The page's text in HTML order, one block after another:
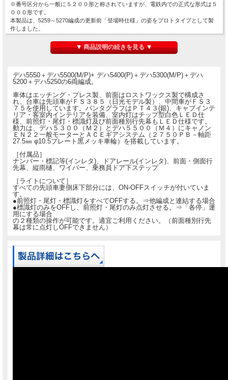
※番号区分から一般に５２００形と称されていますが、電鉄内での正式な形式は５
０００形です。
本製品は、5259～5270編成の更新前「登場時仕様」の姿をプロトタイプとして製
作しました。
▼ 商品説明の続きを見る ▼
デハ5550＋デハ5500(M/P)+ デハ5400(P)＋デハ5300(M/P)＋デハ
5200＋デハ5250の6両編成。
車体はエッチング・プレス製、前面はロストワックス製で構成さ
れ、台車は先頭車がＦＳ３８５（日光モデル製）、中間車がＦＳ３
７５を使用しています。パンタグラフはＰＴ４３(銀)、キャブインテ
リア・客室内インテリアを装備、室内灯はチップ型白色ＬＥＤ仕
様、前照灯・尾灯・標識灯及び前面種別行先幕もＬＥＤ仕様です。
動力は、デハ５３００（Ｍ２）とデハ５５００（Ｍ４）にキャノン
ＥＮ２２一般モーターとＡＣＥギアシステム（２７５０ＰＢ－軸距
27.5㎜ φ10.5プレート黒メッキ車輪）を搭載しています。
［付属品］
ナンバー・標記等(インレタ)、ドアレール(インレタ)、前面・側面行
先幕、縦雨樋、ワイパー、乗務員ドア下ステップ
［ライトについて］
すべての先頭車妻側床下部分には、ON-OFFスイッチが付いていま
す。
●前照灯・尾灯・標識灯をすべてOFFする。⇒他編成と連結する場合
●標識灯のみをOFFし、前照灯・尾灯のみ点灯させる。⇒「各停」運
用にする場合
の２種類の操作が可能です。適宜ご利用ください。（前面種別行先
幕は常に点灯しOFFできません）